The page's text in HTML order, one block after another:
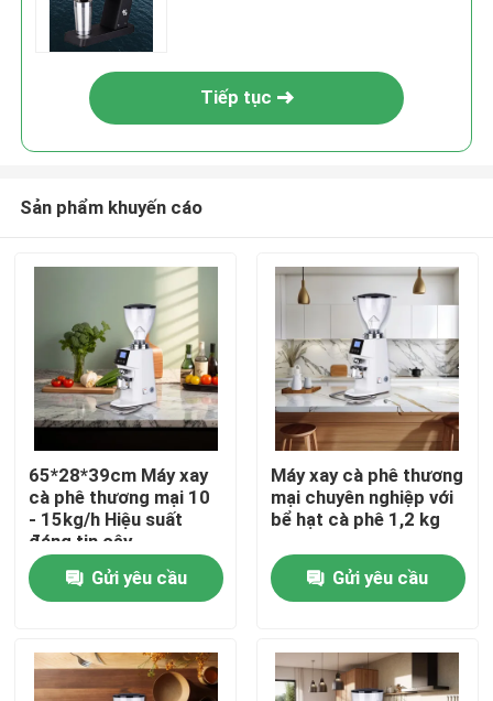
Nhà
Hướng dẫn VR
Tiếp tục
Sản phẩm khuyến cáo
65*28*39cm Máy xay
cà phê thương mại 10
- 15kg/h Hiệu suất
đáng tin cậy
Gửi yêu cầu
Máy xay cà phê thương
mại chuyên nghiệp với
bể hạt cà phê 1,2 kg
Gửi yêu cầu